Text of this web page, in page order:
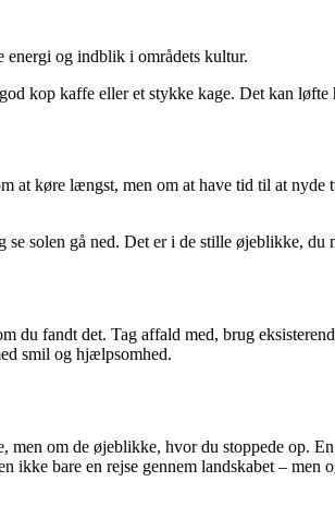
energi og indblik i områdets kultur.
kop kaffe eller et stykke kage. Det kan
at køre længst, men om at have tid til at
solen gå ned. Det er i de stille øjeblikke,
du fandt det. Tag affald med, brug
smil og hjælpsomhed.
om de øjeblikke, hvor du stoppede op.
ikke bare en rejse gennem landskabet – men